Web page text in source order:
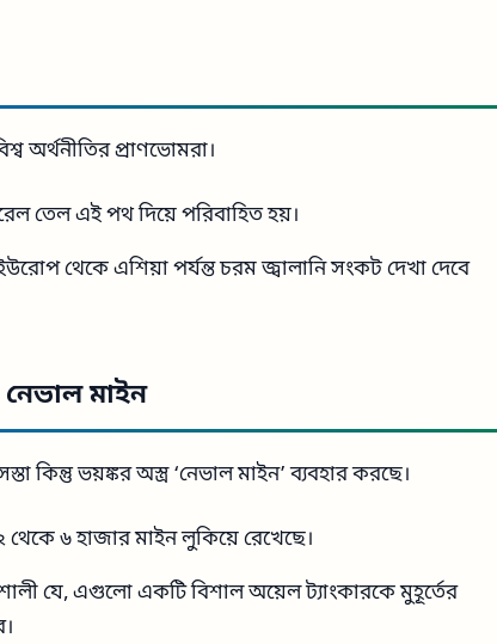
অর্থনীতির প্রাণভোমরা।
তেল এই পথ দিয়ে পরিবাহিত হয়।
থেকে এশিয়া পর্যন্ত চরম জ্বালানি সংকট দেখা দেবে
নেভাল মাইন
কিন্তু ভয়ঙ্কর অস্ত্র ‘নেভাল মাইন’ ব্যবহার করছে।
থেকে ৬ হাজার মাইন লুকিয়ে রেখেছে।
যে, এগুলো একটি বিশাল অয়েল ট্যাংকারকে মুহূর্তের